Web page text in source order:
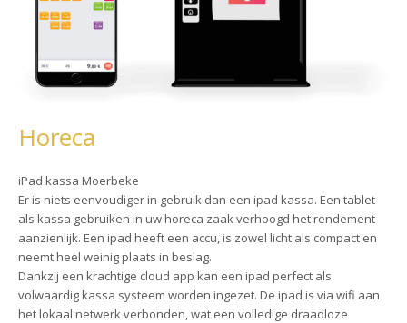
Horeca
iPad kassa Moerbeke
Er is niets eenvoudiger in gebruik dan een ipad kassa. Een tablet
als kassa gebruiken in uw horeca zaak verhoogd het rendement
aanzienlijk. Een ipad heeft een accu, is zowel licht als compact en
neemt heel weinig plaats in beslag.
Dankzij een krachtige cloud app kan een ipad perfect als
volwaardig kassa systeem worden ingezet. De ipad is via wifi aan
het lokaal netwerk verbonden, wat een volledige draadloze